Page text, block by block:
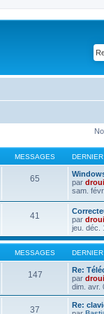
MESSAGES
65
par
sam.
41
par
jeu. déc.
MESSAGES
147
Re:
par
dim. avr.
37
Re: